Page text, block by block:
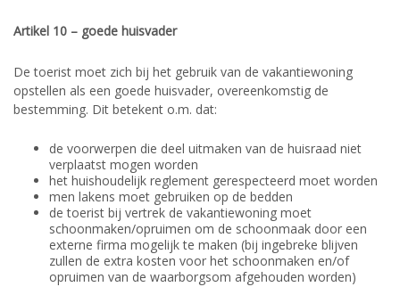
Artikel 10 – goede huisvader
De toerist moet zich bij het gebruik van de vakantiewoning
opstellen als een goede huisvader, overeenkomstig de
bestemming. Dit betekent o.m. dat:
de voorwerpen die deel uitmaken van de huisraad niet
verplaatst mogen worden
het huishoudelijk reglement gerespecteerd moet worden
men lakens moet gebruiken op de bedden
de toerist bij vertrek de vakantiewoning moet
schoonmaken/opruimen om de schoonmaak door een
externe firma mogelijk te maken (bij ingebreke blijven
zullen de extra kosten voor het schoonmaken en/of
opruimen van de waarborgsom afgehouden worden)